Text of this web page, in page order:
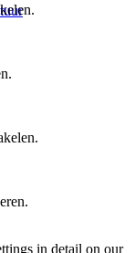
in detail on our